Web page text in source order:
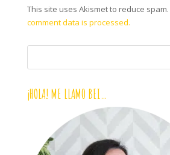
This site uses Akismet to reduce spam.
comment data is processed.
¡HOLA! ME LLAMO BEI…